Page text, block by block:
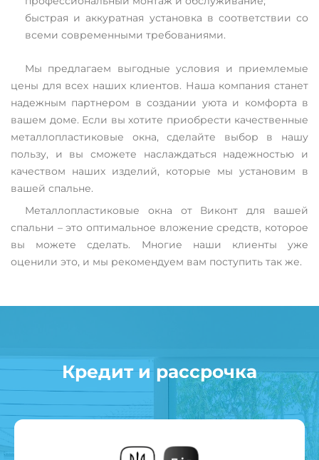
быстрая и аккуратная установка в соответствии со
всеми современными требованиями.
Мы предлагаем выгодные условия и приемлемые
цены для всех наших клиентов. Наша компания станет
надежным партнером в создании уюта и комфорта в
вашем доме. Если вы хотите приобрести качественные
металлопластиковые окна, сделайте выбор в нашу
пользу, и вы сможете наслаждаться надежностью и
качеством наших изделий, которые мы установим в
вашей спальне.
Металлопластиковые окна от Виконт для вашей
спальни – это оптимальное вложение средств, которое
вы можете сделать. Многие наши клиенты уже
оценили это, и мы рекомендуем вам поступить так же.
Кредит и рассрочка